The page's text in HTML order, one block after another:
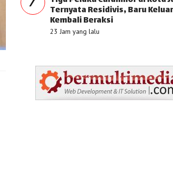
Ternyata Residivis, Baru Keluar
Kembali Beraksi
23 Jam yang lalu